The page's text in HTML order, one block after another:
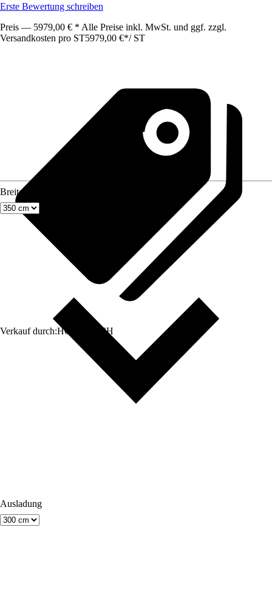
Erste Bewertung schreiben
Preis — 5979,00 € * Alle Preise inkl. MwSt. und ggf. zzgl.
Versandkosten pro ST5979,00 €*/ ST
Verkauf durch:HORNBACH
Breite
Ausladung